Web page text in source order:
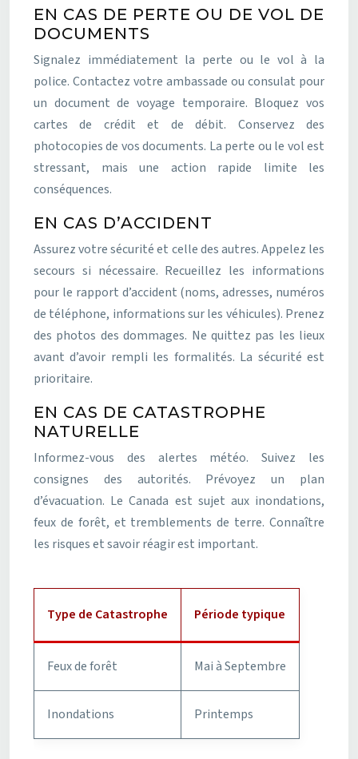
EN CAS DE PERTE OU DE VOL DE
DOCUMENTS
Signalez immédiatement la perte ou le vol à la
police. Contactez votre ambassade ou consulat pour
un document de voyage temporaire. Bloquez vos
cartes de crédit et de débit. Conservez des
photocopies de vos documents. La perte ou le vol est
stressant, mais une action rapide limite les
conséquences.
EN CAS D’ACCIDENT
Assurez votre sécurité et celle des autres. Appelez les
secours si nécessaire. Recueillez les informations
pour le rapport d’accident (noms, adresses, numéros
de téléphone, informations sur les véhicules). Prenez
des photos des dommages. Ne quittez pas les lieux
avant d’avoir rempli les formalités. La sécurité est
prioritaire.
EN CAS DE CATASTROPHE
NATURELLE
Informez-vous des alertes météo. Suivez les
consignes des autorités. Prévoyez un plan
d’évacuation. Le Canada est sujet aux inondations,
feux de forêt, et tremblements de terre. Connaître
les risques et savoir réagir est important.
Type de Catastrophe Période typique
Feux de forêt Mai à Septembre
Inondations Printemps